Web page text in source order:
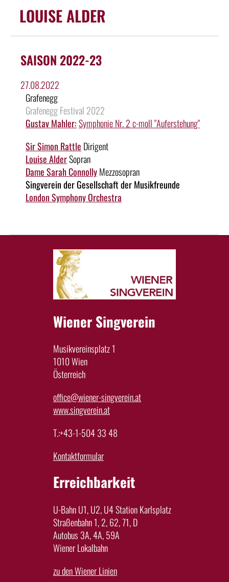
LOUISE ALDER
SAISON 2022-23
27.08.2022
Grafenegg
Grafenegg Festival 2022
Gustav Mahler:Symphonie Nr. 2 c-moll "Auferstehung"
Sir Simon Rattle Dirigent
Louise AlderSopran
Dame Sarah ConnollyMezzosopran
Singverein der Gesellschaft der Musikfreunde
London Symphony Orchestra
Wiener Singverein
Musikvereinsplatz 1
1010 Wien
Österreich
office@wiener-singverein.at
www.singverein.at
T.:+43-1-504 33 48
Kontaktformular
Erreichbarkeit
U-Bahn U1, U2, U4 Station Karlsplatz
Straßenbahn 1, 2, 62, 71, D
Autobus 3A, 4A, 59A
Wiener Lokalbahn
zu den Wiener Linien